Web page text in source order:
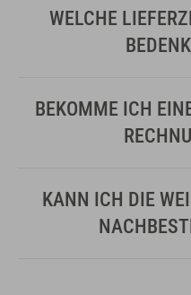
WELCHE
BEKOMME ICH
KANN ICH DIE